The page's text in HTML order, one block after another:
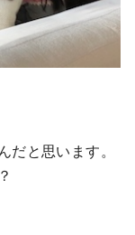
だと思います。